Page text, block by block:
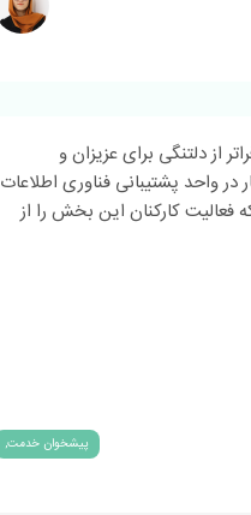
از دلتنگی برای عزیزان و
واحد پشتیبانی فناوری اطلاعات
کارکنان این بخش را از
پیشخوان خدمت